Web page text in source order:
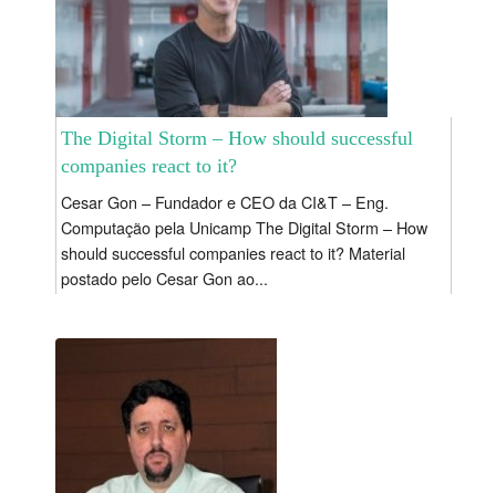
The Digital Storm – How should successful
companies react to it?
Cesar Gon – Fundador e CEO da CI&T – Eng.
Computação pela Unicamp The Digital Storm – How
should successful companies react to it? Material
postado pelo Cesar Gon ao...